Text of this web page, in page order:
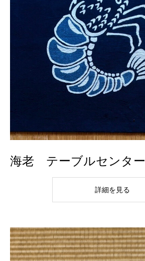
海老 テーブルセンター
詳細を見る